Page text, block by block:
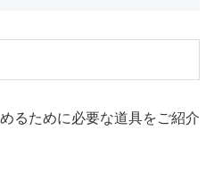
るために必要な道具をご紹介